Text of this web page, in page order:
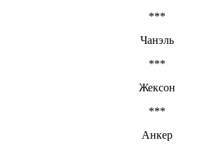
***
Чанэль
***
Жексон
***
Анкер